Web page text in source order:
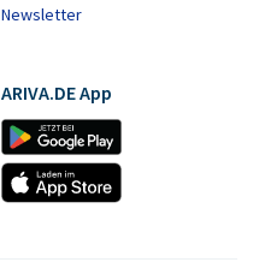
Newsletter
ARIVA.DE App